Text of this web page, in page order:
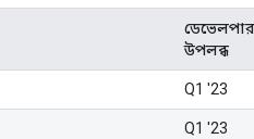
ডেভেলপার
উপলব্ধ
Q1 '23
Q1 '23